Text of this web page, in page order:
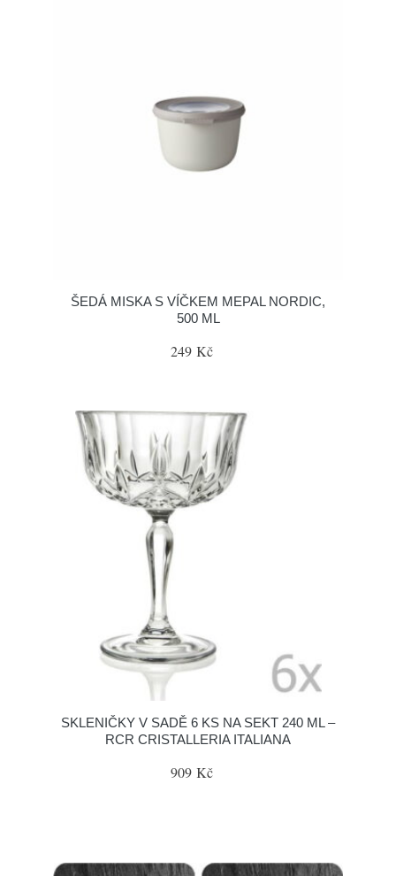
ŠEDÁ MISKA S VÍČKEM MEPAL NORDIC,
500 ML
249 Kč
SKLENIČKY V SADĚ 6 KS NA SEKT 240 ML –
RCR CRISTALLERIA ITALIANA
909 Kč